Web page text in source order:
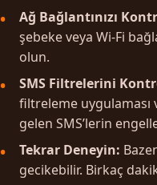
Ağ Bağlantınızı
şebeke veya Wi-Fi
olun.
SMS Filtrelerini
filtreleme uygulaması
gelen SMS’lerin
Tekrar Deneyin:
gecikebilir. Birkaç